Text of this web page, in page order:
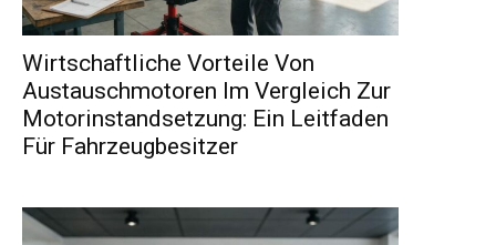
Wirtschaftliche Vorteile Von
Austauschmotoren Im Vergleich Zur
Motorinstandsetzung: Ein Leitfaden
Für Fahrzeugbesitzer